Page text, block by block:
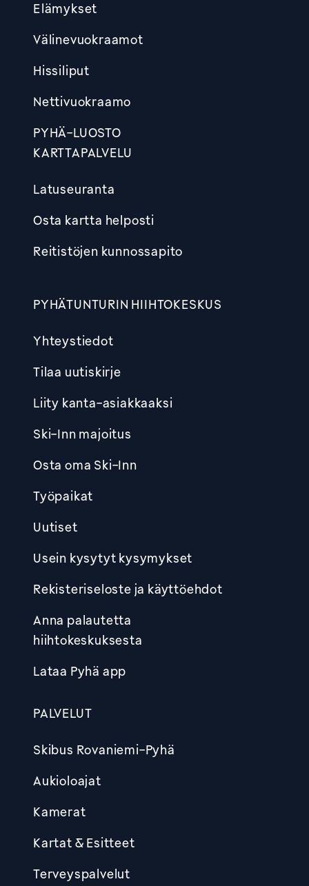
Elämykset
Välinevuokraamot
Hissiliput
Nettivuokraamo
PYHÄ-LUOSTO
KARTTAPALVELU
Latuseuranta
Osta kartta helposti
Reitistöjen kunnossapito
PYHÄTUNTURIN HIIHTOKESKUS
Yhteystiedot
Tilaa uutiskirje
Liity kanta-asiakkaaksi
Ski-Inn majoitus
Osta oma Ski-Inn
Työpaikat
Uutiset
Usein kysytyt kysymykset
Rekisteriseloste ja käyttöehdot
Anna palautetta
hiihtokeskuksesta
Lataa Pyhä app
PALVELUT
Skibus Rovaniemi-Pyhä
Aukioloajat
Kamerat
Kartat & Esitteet
Terveyspalvelut